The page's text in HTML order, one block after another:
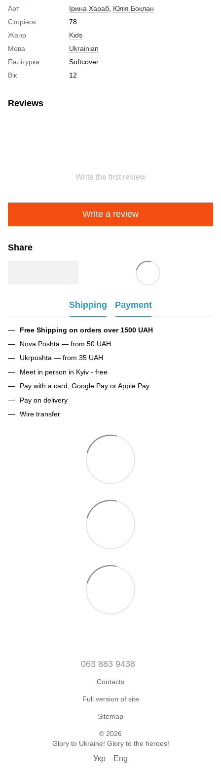
Арт
Ірина Хараб Юлія Боклан
Сторінок
78
Жанр
Kids
Мова
Ukrainian
Палітурка
Softcover
Вік
12
Reviews
Write the first review
Write a review
Share
Shipping Payment
Free Shipping on orders over 1500 UAH
Nova Poshta — from 50 UAH
Ukrposhta — from 35 UAH
Meet in person in Kyiv - free
Pay with a card, Google Pay or Apple Pay
Pay on delivery
Wire transfer
063 883 9438
Contacts
Full version of site
Sitemap
© 2026
Glory to Ukraine! Glory to the heroes!
Укр Eng